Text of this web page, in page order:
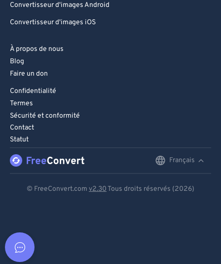
Convertisseur d'images Android
Convertisseur d'images iOS
À propos de nous
Blog
Faire un don
Confidentialité
Termes
Sécurité et conformité
Contact
Statut
Français
© FreeConvert.com v2.30 Tous droits réservés (2026)